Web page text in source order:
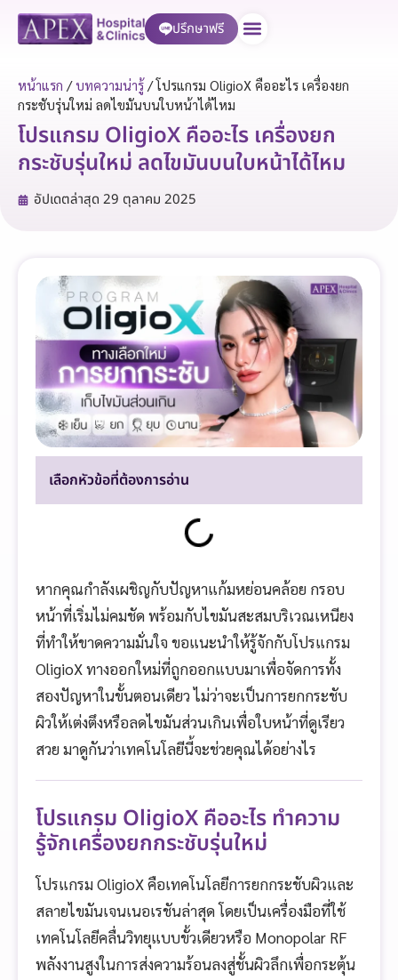
ปรึกษาฟรี
หน้าแรก /บทความน่ารู้/โปรแกรม OligioX คืออะไร เครื่องยก
กระชับรุ่นใหม่ ลดไขมันบนใบหน้าได้ไหม
โปรแกรม OligioX คืออะไร เครื่องยก
กระชับรุ่นใหม่ ลดไขมันบนใบหน้าได้ไหม
อัปเดตล่าสุด 29 ตุลาคม 2025
เลือกหัวข้อที่ต้องการอ่าน
หากคุณกำลังเผชิญกับปัญหาแก้มหย่อนคล้อย กรอบ
หน้าที่เริ่มไม่คมชัด พร้อมกับไขมันสะสมบริเวณเหนียง
ที่ทำให้ขาดความมั่นใจ ขอแนะนำให้รู้จักกับโปรแกรม
OligioX ทางออกใหม่ที่ถูกออกแบบมาเพื่อจัดการทั้ง
สองปัญหาในขั้นตอนเดียว ไม่ว่าจะเป็นการยกกระชับ
ผิวให้เต่งตึงหรือลดไขมันส่วนเกินเพื่อใบหน้าที่ดูเรียว
สวย มาดูกันว่าเทคโนโลยีนี้จะช่วยคุณได้อย่างไร
โปรแกรม OligioX คืออะไร ทำความ
รู้จักเครื่องยกกระชับรุ่นใหม่
โปรแกรม OligioX คือเทคโนโลยีการยกกระชับผิวและ
สลายไขมันเจนเนอเรชันล่าสุด โดยเป็นเครื่องมือที่ใช้
เทคโนโลยีคลื่นวิทยุแบบขั้วเดียวหรือ Monopolar RF
พลังงานสูงในการส่งความร้อนลงสู่ชั้นผิวลึกเพื่อกระตุ้น